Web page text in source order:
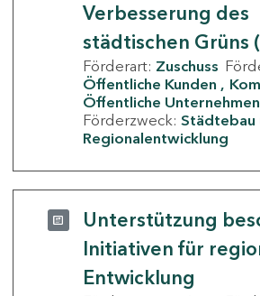
Verbesserung des
städtischen Grüns
Förderart: Zuschuss
Öffentliche Kunden
Öffentliche Unternehmen
Förderzweck: Städtebau
Regionalentwicklung
Unterstützung
Initiativen für
Entwicklung